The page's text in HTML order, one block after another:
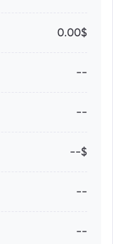
0.00$
--
--
--$
--
--